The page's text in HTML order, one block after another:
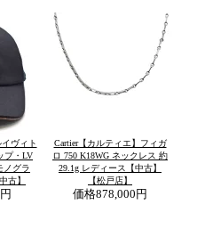
ヴィト
プ・LV
グラ
古】
Cartier【カルティエ】フィガ
ロ 750 K18WG ネックレス 約
29.1g レディース【中古】
【松戸店】
価格878,000円